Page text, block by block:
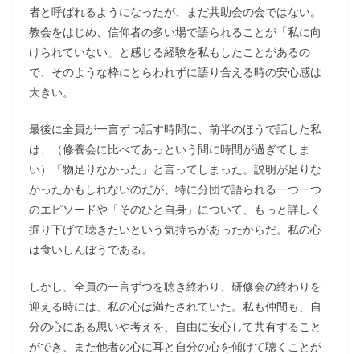
者と呼ばれるようになったが、まだ共助会の会ではない。
教会をはじめ、信仰者の多い場で語られることが「私に向
けられていない」と感じる経験を私もしたことがあるの
で、そのような枠にとらわれずに語り合える時の安心感は
大きい。
最後に全員が一言ずつ話す時間に、前半のほうで話した私
は、（修養会に比べてあっという間に時間が過ぎてしま
い）「物足りなかった」と言ってしまった。説明が足りな
かったかもしれないのだが、特に分団で語られる一つ一つ
のエピソードや「そのひと自身」について、もっと詳しく
掘り下げて聴きたいという気持ちがあったからだ。私の心
は食いしんぼうである。
しかし、全員の一言ずつを聴き終わり、研修会の終わりを
迎える時には、私の心は満たされていた。私も仲間も、自
分の心にある思いや考えを、自由に安心して共有すること
ができ、また他者の心に耳と自分の心を傾けて聴くことが